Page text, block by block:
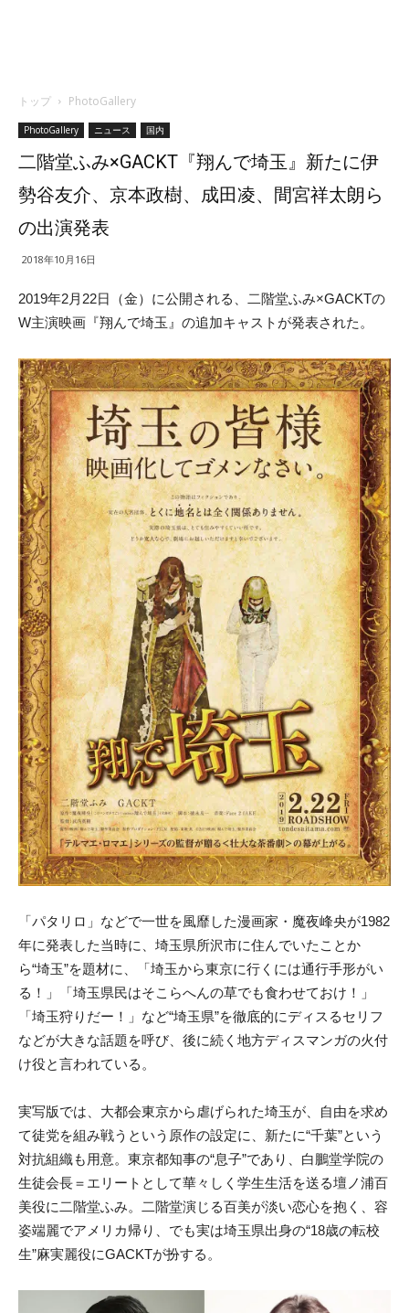
トップ PhotoGallery
PhotoGallery ニュース 国内
二階堂ふみ×GACKT『翔んで埼玉』新たに伊
勢谷友介、京本政樹、成田凌、間宮祥太朗ら
の出演発表
2018年10月16日
2019年2月22日（金）に公開される、二階堂ふみ×GACKTの
W主演映画『翔んで埼玉』の追加キャストが発表された。
「パタリロ」などで一世を風靡した漫画家・魔夜峰央が1982
年に発表した当時に、埼玉県所沢市に住んでいたことか
ら“埼玉”を題材に、「埼玉から東京に行くには通行手形がい
る！」「埼玉県民はそこらへんの草でも食わせておけ！」
「埼玉狩りだー！」など“埼玉県”を徹底的にディスるセリフ
などが大きな話題を呼び、後に続く地方ディスマンガの火付
け役と言われている。
実写版では、大都会東京から虐げられた埼玉が、自由を求め
て徒党を組み戦うという原作の設定に、新たに“千葉”という
対抗組織も用意。東京都知事の“息子”であり、白鵬堂学院の
生徒会長＝エリートとして華々しく学生生活を送る壇ノ浦百
美役に二階堂ふみ。二階堂演じる百美が淡い恋心を抱く、容
姿端麗でアメリカ帰り、でも実は埼玉県出身の“18歳の転校
生”麻実麗役にGACKTが扮する。